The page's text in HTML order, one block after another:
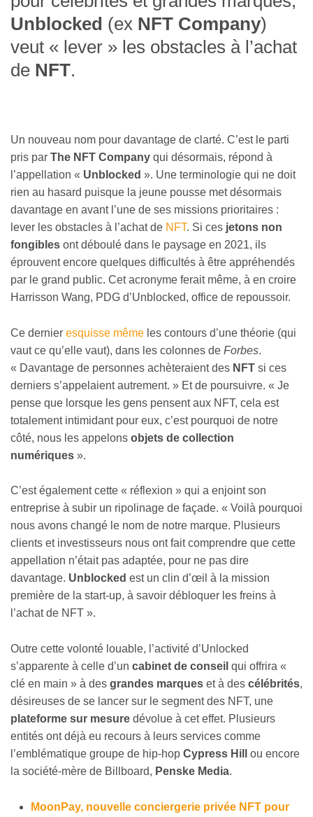
Unblocked (ex NFT Company)
veut « lever » les obstacles à l’achat
de NFT.
Un nouveau nom pour davantage de clarté. C’est le parti
pris par The NFT Company qui désormais, répond à
l’appellation « Unblocked ». Une terminologie qui ne doit
rien au hasard puisque la jeune pousse met désormais
davantage en avant l’une de ses missions prioritaires :
lever les obstacles à l’achat de NFT. Si ces jetons non
fongibles ont déboulé dans le paysage en 2021, ils
éprouvent encore quelques difficultés à être appréhendés
par le grand public. Cet acronyme ferait même, à en croire
Harrisson Wang, PDG d’Unblocked, office de repoussoir.
Ce dernier esquisse même les contours d’une théorie (qui
vaut ce qu’elle vaut), dans les colonnes de Forbes.
« Davantage de personnes achèteraient des NFT si ces
derniers s’appelaient autrement. » Et de poursuivre. « Je
pense que lorsque les gens pensent aux NFT, cela est
totalement intimidant pour eux, c’est pourquoi de notre
côté, nous les appelons objets de collection
numériques ».
C’est également cette « réflexion » qui a enjoint son
entreprise à subir un ripolinage de façade. « Voilà pourquoi
nous avons changé le nom de notre marque. Plusieurs
clients et investisseurs nous ont fait comprendre que cette
appellation n’était pas adaptée, pour ne pas dire
davantage. Unblocked est un clin d’œil à la mission
première de la start-up, à savoir débloquer les freins à
l’achat de NFT ».
Outre cette volonté louable, l’activité d’Unlocked
s’apparente à celle d’un cabinet de conseil qui offrira «
clé en main » à des grandes marques et à des célébrités,
désireuses de se lancer sur le segment des NFT, une
plateforme sur mesure dévolue à cet effet. Plusieurs
entités ont déjà eu recours à leurs services comme
l’emblématique groupe de hip-hop Cypress Hill
ou encore
la société-mère de Billboard, Penske Media.
MoonPay, nouvelle conciergerie privée NFT pour